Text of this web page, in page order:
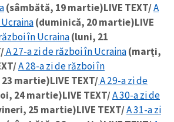
(sâmbătă, 19 martie)LIVE TEXT/A
(duminică, 20 martie)LIVE
în Ucraina(luni, 21
A 27-a zi de război în Ucraina(marți,
A 28-a zi de război în
martie)LIVE TEXT/A 29-a zi de
24 martie)LIVE TEXT/A 30-a zi de
25 martie)LIVE TEXT/A 31-a zi